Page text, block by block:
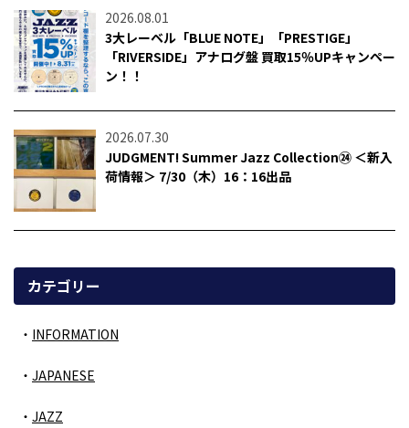
2026.08.01
3大レーベル「BLUE NOTE」「PRESTIGE」
「RIVERSIDE」アナログ盤 買取15％UPキャンペー
ン！！
2026.07.30
JUDGMENT! Summer Jazz Collection㉔ ＜新入
荷情報＞ 7/30（木）16：16出品
カテゴリー
INFORMATION
JAPANESE
JAZZ